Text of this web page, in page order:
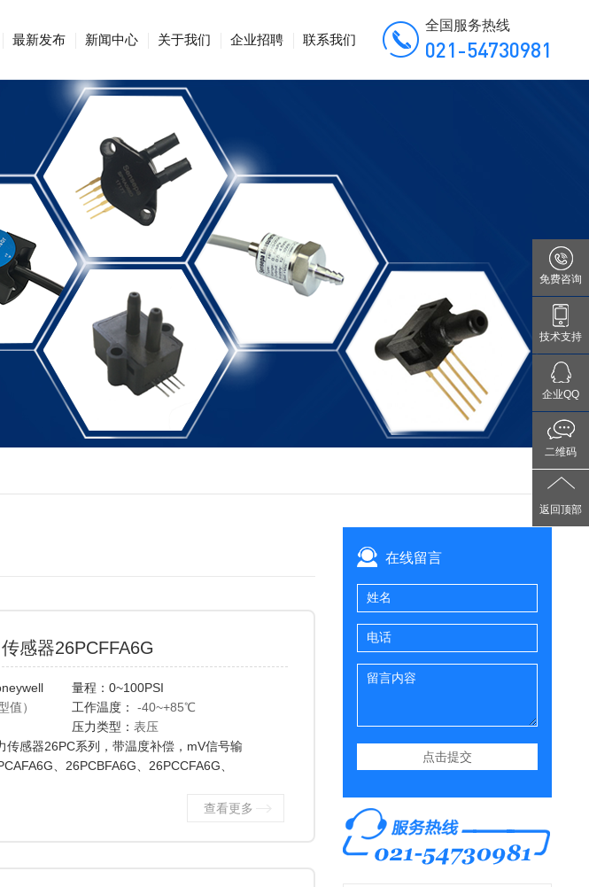
最新发布 新闻中心 关于我们 企业招聘 联系我们
全国服务热线
021-54730981
感器26PCFFA6G
量程：0~100PSI
值） 工作温度：
-40~+85℃
压力类型：表压
传感器26PC系列，带温度补偿，mV信号输
、26PCBFA6G、26PCCFA6G、
查看更多
在线留言
免费咨询
技术支持
企业QQ
二维码
返回顶部